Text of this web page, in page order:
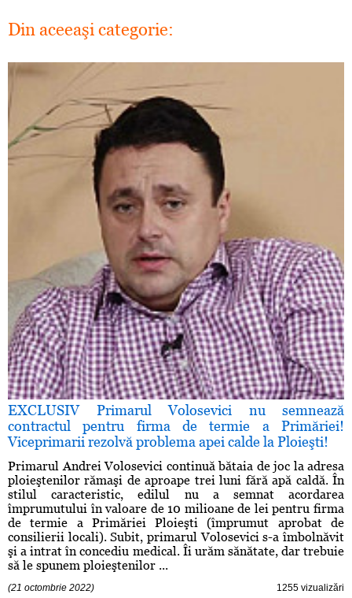
Din aceeaşi categorie:
EXCLUSIV Primarul Volosevici nu semnează
contractul pentru firma de termie a Primăriei!
Viceprimarii rezolvă problema apei calde la Ploieşti!
Primarul Andrei Volosevici continuă bătaia de joc la adresa
ploieştenilor rămaşi de aproape trei luni fără apă caldă. În
stilul caracteristic, edilul nu a semnat acordarea
împrumutului în valoare de 10 milioane de lei pentru firma
de termie a Primăriei Ploieşti (împrumut aprobat de
consilierii locali). Subit, primarul Volosevici s-a îmbolnăvit
şi a intrat în concediu medical. Îi urăm sănătate, dar trebuie
să le spunem ploieştenilor ...
(21 octombrie 2022) 1255 vizualizări